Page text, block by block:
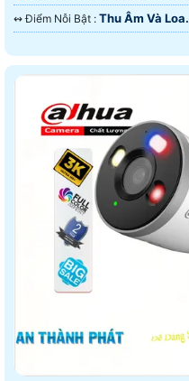
️↭ Điểm Nỗi Bật : Thu Âm Và Loa.